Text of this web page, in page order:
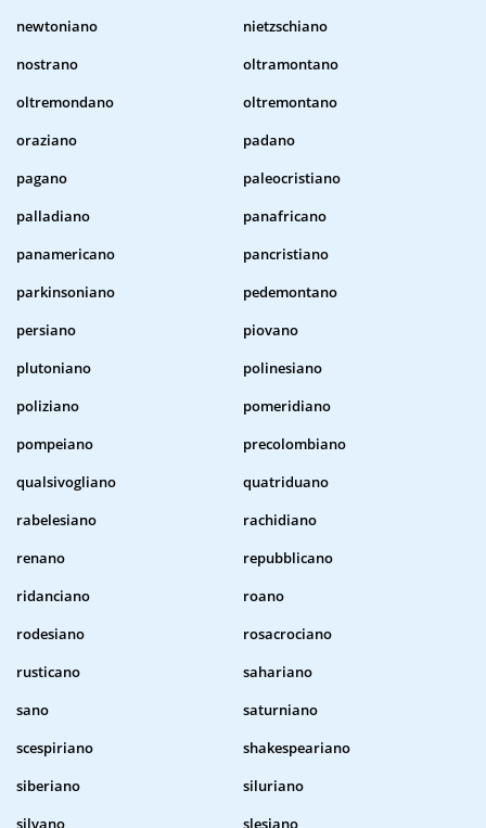
newtoniano
nietzschiano
nostrano
oltramontano
oltremondano
oltremontano
oraziano
padano
pagano
paleocristiano
palladiano
panafricano
panamericano
pancristiano
parkinsoniano
pedemontano
persiano
piovano
plutoniano
polinesiano
poliziano
pomeridiano
pompeiano
precolombiano
qualsivogliano
quatriduano
rabelesiano
rachidiano
renano
repubblicano
ridanciano
roano
rodesiano
rosacrociano
rusticano
sahariano
sano
saturniano
scespiriano
shakespeariano
siberiano
siluriano
silvano
slesiano